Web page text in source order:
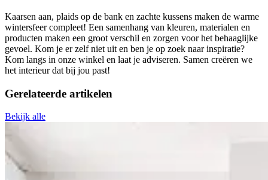
Kaarsen aan, plaids op de bank en zachte kussens maken de warme
wintersfeer compleet! Een samenhang van kleuren, materialen en
producten maken een groot verschil en zorgen voor het behaaglijke
gevoel. Kom je er zelf niet uit en ben je op zoek naar inspiratie?
Kom langs in onze winkel en laat je adviseren. Samen creëren we
het interieur dat bij jou past!
Gerelateerde artikelen
Bekijk alle